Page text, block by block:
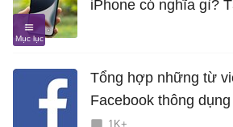
iPhone có nghĩa gì?
Tổng hợp những từ
Facebook thông
1K+